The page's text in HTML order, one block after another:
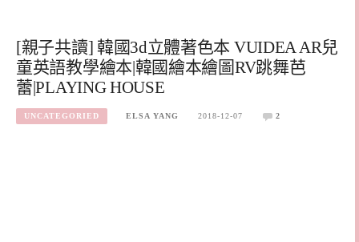
[親子共讀] 韓國3d立體著色本 VUIDEA AR兒
童英語教學繪本|韓國繪本繪圖RV跳舞芭
蕾|PLAYING HOUSE
UNCATEGORIED ELSA YANG 2018-12-07 2